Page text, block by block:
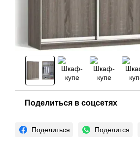
Поделиться в соцсетях
Поделиться Поделится